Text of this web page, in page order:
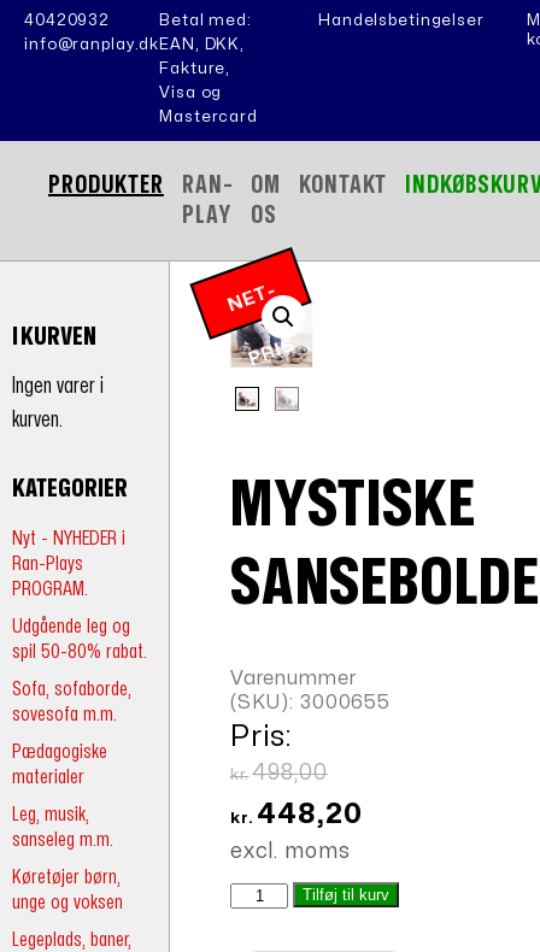
40420932
info@ranplay.dk
Betal med:
EAN, DKK,
Fakture,
Visa og
Mastercard
Handelsbetingelser
PRODUKTER
RAN-
PLAY
OM
OS
KONTAKT
I KURVEN
Ingen varer i
kurven.
KATEGORIER
Nyt - NYHEDER i
Ran-Plays
PROGRAM.
Udgående leg og
spil 50-80% rabat.
Sofa, sofaborde,
sovesofa m.m.
Pædagogiske
materialer
Leg, musik,
sanseleg m.m.
Køretøjer børn,
unge og voksen
Legeplads, baner,
N
E
T
-
P
RI
S
MYSTISKE
SANSEBOLDE
Varenummer
(SKU): 3000655
Pris:
kr. 498,00Den
oprindelige
kr.498,00.
kr. 448,20
er:
excl. moms
MystiskeTilføj til kurv